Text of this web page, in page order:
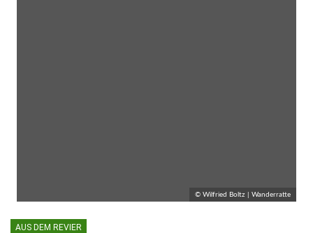
© Wilfried Boltz | Wanderratte
AUS DEM REVIER